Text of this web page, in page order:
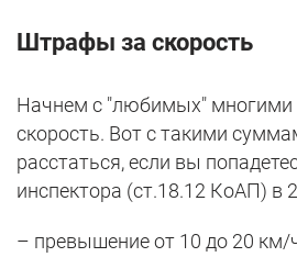
Штрафы за скорость
Начнем с "любимых" многими
скорость. Вот с такими
расстаться, если вы
инспектора (ст.18.12 КоАП) в
– превышение от 10 до 20